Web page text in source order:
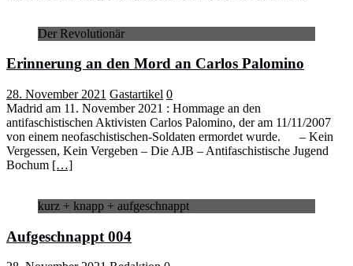
Der Revolutionär
Erinnerung an den Mord an Carlos Palomino
28. November 2021 Gastartikel 0
Madrid am 11. November 2021 : Hommage an den
antifaschistischen Aktivisten Carlos Palomino, der am 11/11/2007
von einem neofaschistischen-Soldaten ermordet wurde. – Kein
Vergessen, Kein Vergeben – Die AJB – Antifaschistische Jugend
Bochum […]
kurz + knapp + aufgeschnappt
Aufgeschnappt 004